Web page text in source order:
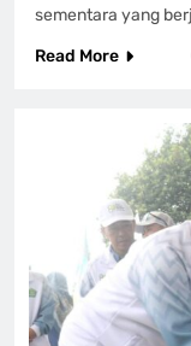
sementara yang
Read More